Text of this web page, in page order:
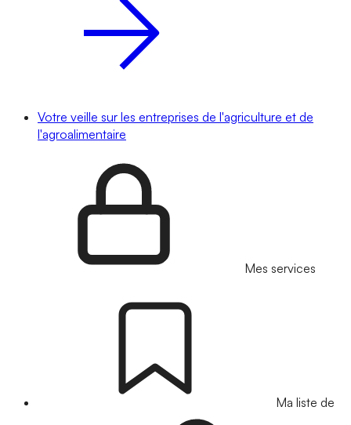
Votre veille sur les entreprises de l'agriculture et de
l'agroalimentaire
Mes services
Ma liste de